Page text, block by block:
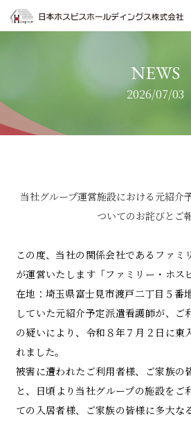
2026/07/03
当社グループ運営施設における元紹介
ついてのお詫びとご
この度、当社の関係会社であるファミ
が運営いたします「ファミリー・ホス
在地：埼玉県富士見市渡戸二丁目５番
していた元紹介予定派遣看護師が、ご
の疑いにより、令和８年７月２日に東
れました。
被害に遭われたご利用者様、 ご家族の
と、 日頃より 当社グループの施設をご
ての入居者様、
ご家族の皆様に多大な
事業内容
採用情報
お問い合わせ